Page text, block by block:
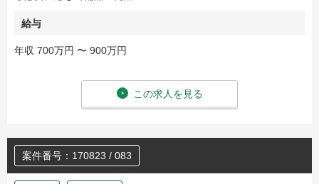
給与
年収 700万円 〜 900万円
この求人を見る
案件番号：170823 / 083